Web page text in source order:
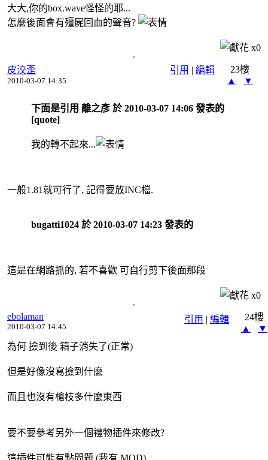
大大,你的box.wave怪怪的耶...
怎麼後面會有殭屍回血的聲音?
x0
引用 | 編輯
皮洨歪
2010-03-07 14:35
23樓
▲
▼
下面是引用 離之彥 於 2010-03-07 14:06 發表的
[quote]
我的轉不起來...
一般1.81就可行了, 記得要放INC檔.
bugatti1024 於 2010-03-07 14:23 發表的
這是在網路抓的, 若不喜歡 可自行剪下後面那段
x0
引用 | 編輯
ebolaman
2010-03-07 14:45
24樓
▲
▼
為何 撿到後 箱子消失了(正常)
但是好像沒寫撿到什麼
而且也沒有槍枝多什麼東西
要不要參考另外一個禮物插件來修改?
這插件可能有點問題 (我有 MOD)